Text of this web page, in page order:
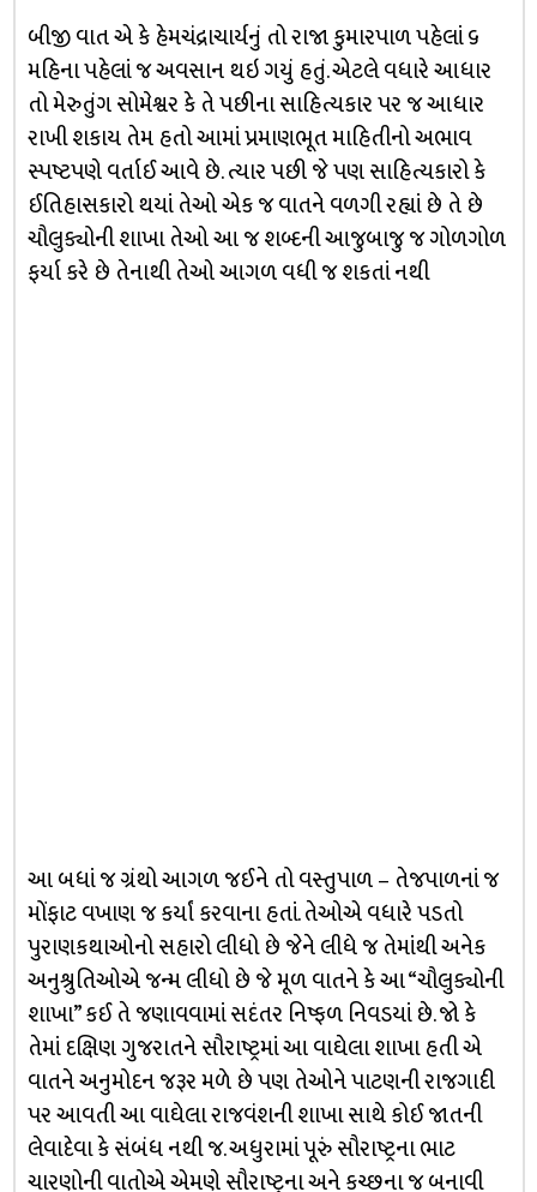
બીજી વાત એ કે હેમચંદ્રાચાર્યનું તો રાજા કુમારપાળ પહેલાં ૬
મહિના પહેલાં જ અવસાન થઇ ગયું હતું. એટલે વધારે આધાર
તો મેરુતુંગ સોમેશ્વર કે તે પછીના સાહિત્યકાર પર જ આધાર
રાખી શકાય તેમ હતો આમાં પ્રમાણભૂત માહિતીનો અભાવ
સ્પષ્ટપણે વર્તાઈ આવે છે. ત્યાર પછી જે પણ સાહિત્યકારો કે
ઈતિહાસકારો થયાં તેઓ એક જ વાતને વળગી રહ્યાં છે તે છે
ચૌલુક્યોની શાખા તેઓ આ જ શબ્દની આજુબાજુ જ ગોળગોળ
ફર્યા કરે છે તેનાથી તેઓ આગળ વધી જ શકતાં નથી
આ બધાં જ ગ્રંથો આગળ જઈને તો વસ્તુપાળ – તેજપાળનાં જ
મોંફાટ વખાણ જ કર્યાં કરવાના હતાં. તેઓએ વધારે પડતો
પુરાણકથાઓનો સહારો લીધો છે જેને લીધે જ તેમાંથી અનેક
અનુશ્રુતિઓએ જન્મ લીધો છે જે મૂળ વાતને કે આ “ચૌલુક્યોની
શાખા” કઈ તે જણાવવામાં સદંતર નિષ્ફળ નિવડયાં છે. જો કે
તેમાં દક્ષિણ ગુજરાતને સૌરાષ્ટ્રમાં આ વાઘેલા શાખા હતી એ
વાતને અનુમોદન જરૂર મળે છે પણ તેઓને પાટણની રાજગાદી
પર આવતી આ વાઘેલા રાજવંશની શાખા સાથે કોઈ જાતની
લેવાદેવા કે સંબંધ નથી જ. અધુરામાં પૂરું સૌરાષ્ટ્રના ભાટ
ચારણોની વાતોએ એમણે સૌરાષ્ટ્રના અને કચ્છના જ બનાવી